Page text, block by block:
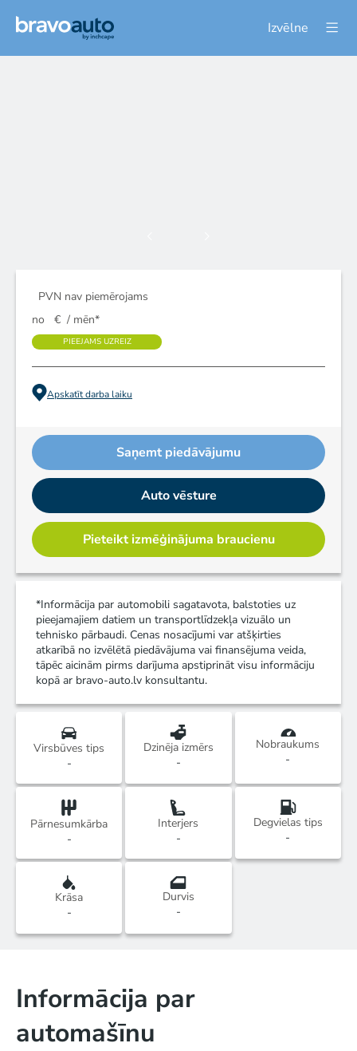
Izvēlne
PVN nav piemērojams
no
€ / mēn*
PIEEJAMS UZREIZ
Apskatīt darba laiku
Saņemt piedāvājumu
Auto vēsture
Pieteikt izmēģinājuma braucienu
*Informācija par automobili sagatavota, balstoties uz
pieejamajiem datiem un transportlīdzekļa vizuālo un
tehnisko pārbaudi. Cenas nosacījumi var atšķirties
atkarībā no izvēlētā piedāvājuma vai finansējuma veida,
tāpēc aicinām pirms darījuma apstiprināt visu informāciju
kopā ar bravo-auto.lv konsultantu.
Virsbūves tips
-
Dzinēja izmērs
-
Nobraukums
-
Pārnesumkārba
-
Interjers
-
Degvielas tips
-
Krāsa
-
Durvis
-
Informācija par
automašīnu